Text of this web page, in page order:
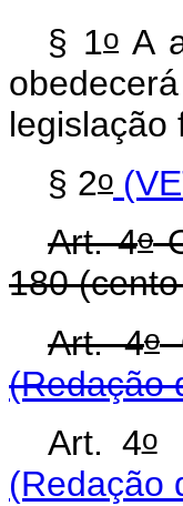
§ 1oA
legislação
§ 2o
Art. 4o
180
Art. 4o
(Redação
Art. 4o
(Redação